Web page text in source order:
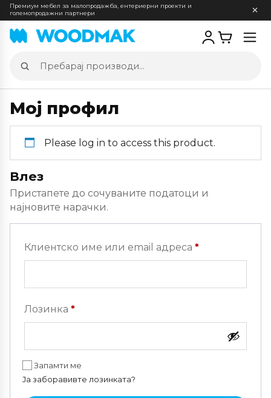
Премиум мебел за малопродажба, ентериерни проекти и
големопродажни партнери
Пребарај
производи
Мој профил
Please log in to access this product.
Влез
Пристапете до сочуваните податоци и
најновите нарачки.
Клиентско име или email адреса *
Лозинка *Задолжително
Запамти ме
Ја заборавивте лозинката?